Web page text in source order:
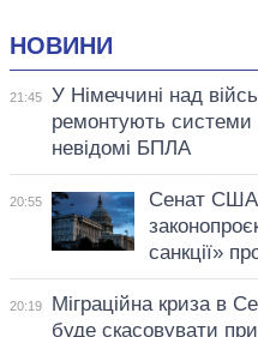
НОВИНИ
21:45
У Німеччині над
ремонтують системи
невідомі БПЛА
20:55
Сенат США
санкції»
20:19
Міграційна криза в
буде скасовувати